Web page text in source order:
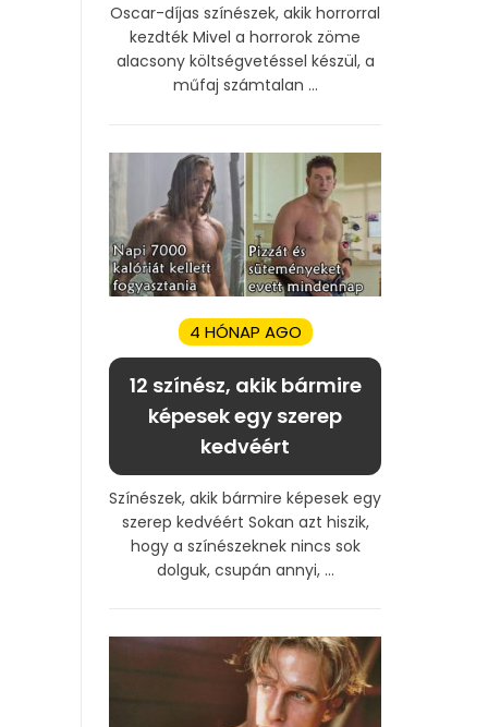
Oscar-díjas színészek, akik horrorral
kezdték Mivel a horrorok zöme
alacsony költségvetéssel készül, a
műfaj számtalan ...
4 HÓNAP AGO
12 színész, akik bármire
képesek egy szerep
kedvéért
Színészek, akik bármire képesek egy
szerep kedvéért Sokan azt hiszik,
hogy a színészeknek nincs sok
dolguk, csupán annyi, ...